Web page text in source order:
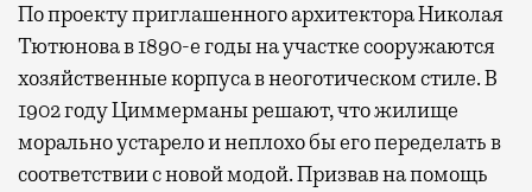
По проекту приглашенного архитектора Николая
Тютюнова в 1890-е годы на участке сооружаются
хозяйственные корпуса в неоготическом стиле. В
1902 году Циммерманы решают, что жилище
морально устарело и неплохо бы его переделать в
соответствии с новой модой. Призвав на помощь